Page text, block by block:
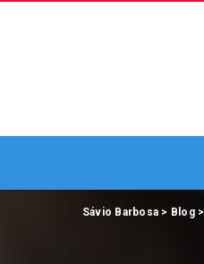
Sávio Barbosa > Blog>